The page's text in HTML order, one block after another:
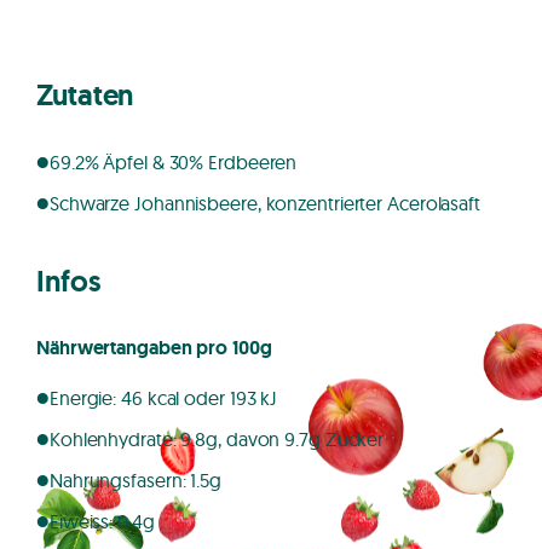
Zutaten
69.2% Äpfel & 30% Erdbeeren
Schwarze Johannisbeere, konzentrierter Acerolasaft
Infos
Nährwertangaben pro 100g
Energie: 46 kcal oder 193 kJ
Kohlenhydrate: 9.8g, davon 9.7g Zucker
Nahrungsfasern: 1.5g
Eiweiss: 0.4g